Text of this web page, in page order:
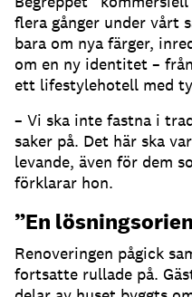
flera gånger under vårt
bara om nya färger,
om en ny identitet –
ett lifestylehotell med
– Vi ska inte fastna i
saker på. Det här ska
levande, även för dem
förklarar hon.
”En
Renoveringen pågick
fortsatte rullade på.